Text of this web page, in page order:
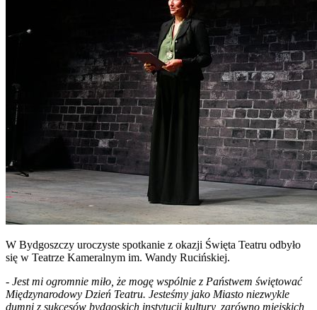
W Bydgoszczy uroczyste spotkanie z okazji Święta Teatru odbyło
się w Teatrze Kameralnym im. Wandy Rucińskiej.
- Jest mi ogromnie miło, że mogę wspólnie z Państwem świętować
Międzynarodowy Dzień Teatru. Jesteśmy jako Miasto niezwykle
dumni z sukcesów bydgoskich instytucji kultury, zarówno miejskich,